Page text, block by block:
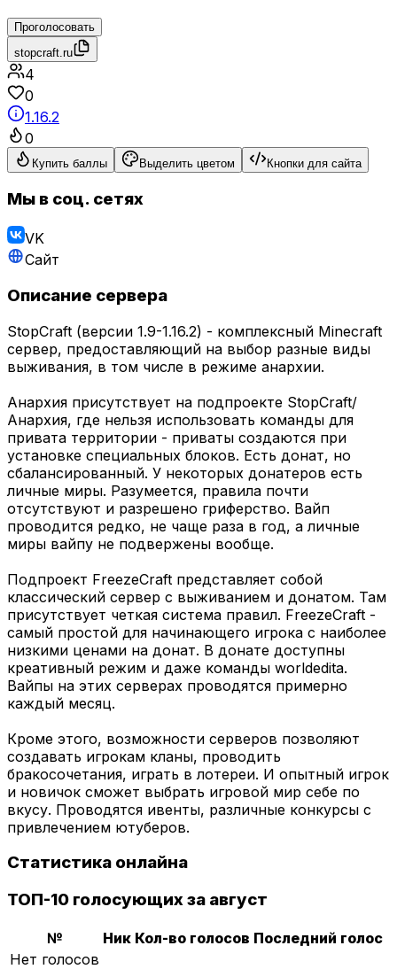
Проголосовать
stopcraft.ru
4
0
1.16.2
0
Купить баллы Выделить цветом Кнопки для сайта
Мы в соц. сетях
VK
Сайт
Описание сервера
StopCraft (версии 1.9-1.16.2) - комплексный Minecraft
сервер, предоставляющий на выбор разные виды
выживания, в том числе в режиме анархии.
Анархия присутствует на подпроекте StopCraft/
Анархия, где нельзя использовать команды для
привата территории - приваты создаются при
установке специальных блоков. Есть донат, но
сбалансированный. У некоторых донатеров есть
личные миры. Разумеется, правила почти
отсутствуют и разрешено гриферство. Вайп
проводится редко, не чаще раза в год, а личные
миры вайпу не подвержены вообще.
Подпроект FreezeCraft представляет собой
классический сервер с выживанием и донатом. Там
присутствует четкая система правил. FreezeCraft -
самый простой для начинающего игрока с наиболее
низкими ценами на донат. В донате доступны
креативный режим и даже команды worldeditа.
Вайпы на этих серверах проводятся примерно
каждый месяц.
Кроме этого, возможности серверов позволяют
создавать игрокам кланы, проводить
бракосочетания, играть в лотереи. И опытный игрок
и новичок сможет выбрать игровой мир себе по
вкусу. Проводятся ивенты, различные конкурсы с
привлечением ютуберов.
Статистика онлайна
ТОП-10 голосующих за август
№ Ник Кол-во голосов Последний голос
Нет голосов